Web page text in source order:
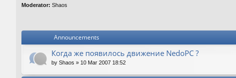
Moderator: Shaos
Announcements
Когда же появилось движение NedoPC ?
by Shaos » 10 Mar 2007 18:52